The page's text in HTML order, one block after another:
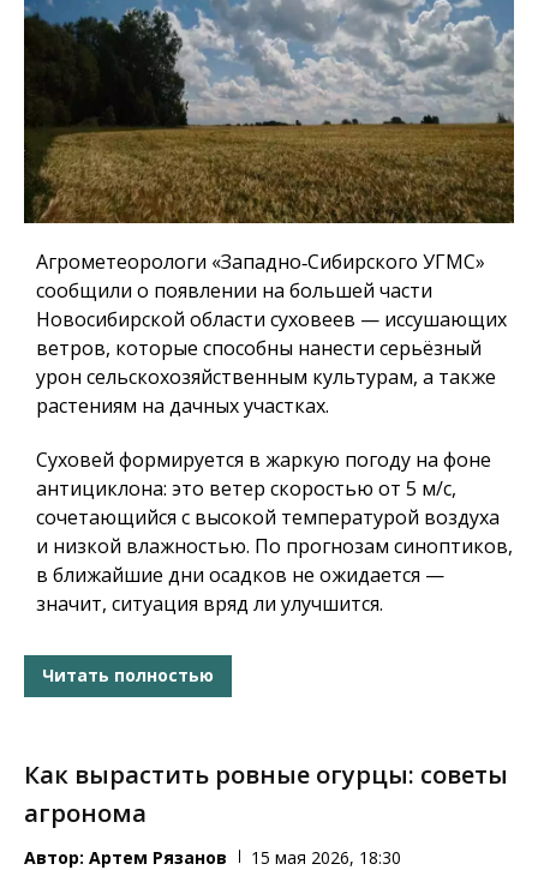
Агрометеорологи «Западно‑Сибирского УГМС»
сообщили о появлении на большей части
Новосибирской области суховеев — иссушающих
ветров, которые способны нанести серьёзный
урон сельскохозяйственным культурам, а также
растениям на дачных участках.
Суховей формируется в жаркую погоду на фоне
антициклона: это ветер скоростью от 5 м/с,
сочетающийся с высокой температурой воздуха
и низкой влажностью. По прогнозам синоптиков,
в ближайшие дни осадков не ожидается —
значит, ситуация вряд ли улучшится.
Читать полностью
Как вырастить ровные огурцы: советы
агронома
Автор: Артем Рязанов 15 мая 2026, 18:30